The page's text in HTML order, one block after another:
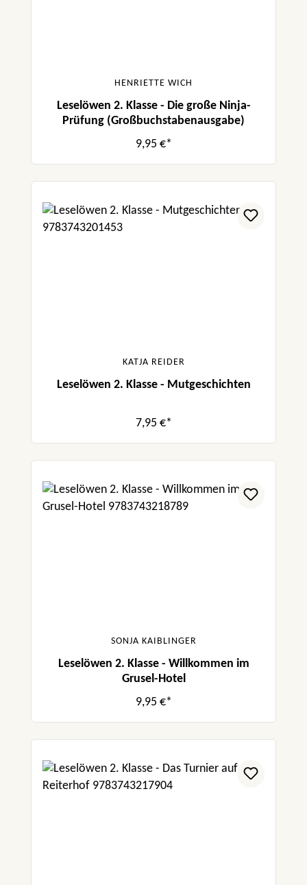
HENRIETTE WICH
Leselöwen 2. Klasse - Die große Ninja-
Prüfung (Großbuchstabenausgabe)
9,95 €*
KATJA REIDER
Leselöwen 2. Klasse - Mutgeschichten
7,95 €*
SONJA KAIBLINGER
Leselöwen 2. Klasse - Willkommen im
Grusel-Hotel
9,95 €*